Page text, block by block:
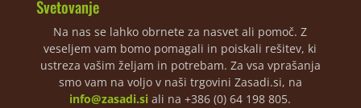
Svetovanje
Na nas se lahko obrnete za nasvet ali pomoč. Z
veseljem vam bomo pomagali in poiskali rešitev, ki
ustreza vašim željam in potrebam. Za vsa vprašanja
smo vam na voljo v naši trgovini Zasadi.si, na
info@zasadi.si ali na +386 (0) 64 198 805.